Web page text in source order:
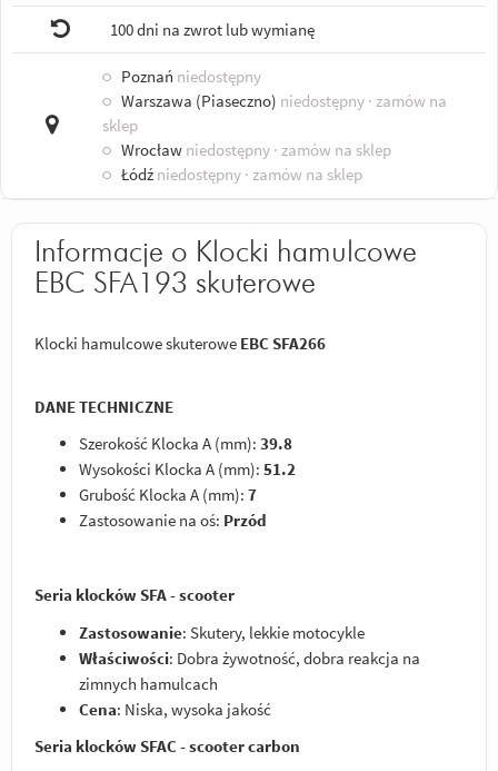
100 dni na zwrot lub wymianę
○ Poznań niedostępny
○ Warszawa (Piaseczno) niedostępny · zamów na
sklep
○ Wrocław niedostępny · zamów na sklep
○ Łódź niedostępny · zamów na sklep
Informacje o Klocki hamulcowe
EBC SFA193 skuterowe
Klocki hamulcowe skuterowe EBC SFA266
DANE TECHNICZNE
Szerokość Klocka A (mm): 39.8
Wysokości Klocka A (mm): 51.2
Grubość Klocka A (mm): 7
Zastosowanie na oś: Przód
Seria klocków SFA - scooter
Zastosowanie: Skutery, lekkie motocykle
Właściwości: Dobra żywotność, dobra reakcja na
zimnych hamulcach
Cena: Niska, wysoka jakość
Seria klocków SFAC - scooter carbon